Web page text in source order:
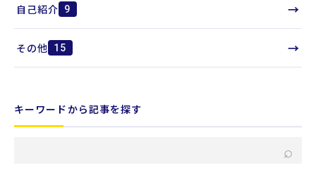
自己紹介 9 →
その他 15 →
キーワードから記事を探す
⌕